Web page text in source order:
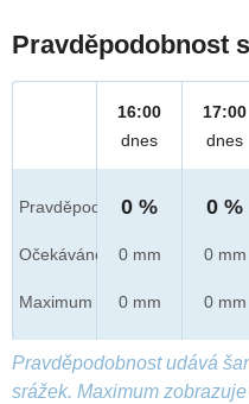
Pravděpodobnost
Pravděpod.
Očekáváno
Maximum
16:00
dnes
0 %
0 mm
0 mm
17:00
dnes
0 %
0 mm
0 mm
Pravděpodobnost udává
srážek. Maximum